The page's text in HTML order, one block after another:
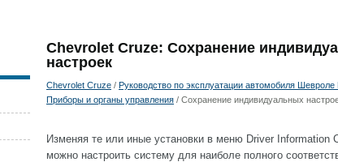
Chevrolet Cruze: Сохранение
настроек
Chevrolet Cruze / Руководство по эксплуатации автомобиля
Приборы и органы управления / Сохранение индивидуальных
Изменяя те или иные установки в меню Driver Information
можно настроить систему для наиболe полного